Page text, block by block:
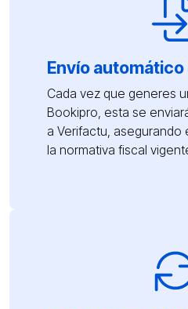
Envío
Cada vez que generes
Bookipro, esta se
a Verifactu, asegurando
la normativa fiscal